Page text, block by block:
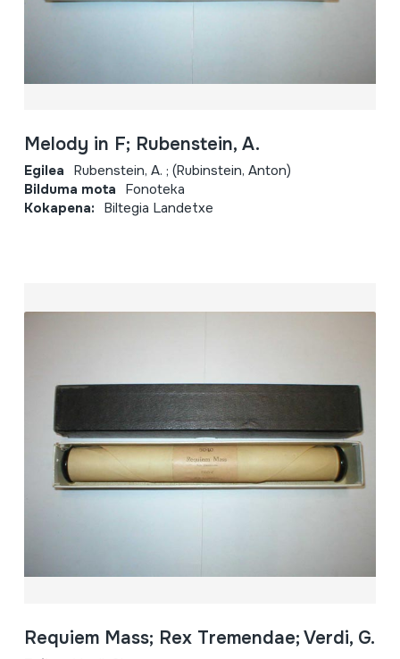
Melody in F; Rubenstein, A.
Egilea Rubenstein, A. ; (Rubinstein, Anton)
Bilduma mota Fonoteka
Kokapena: Biltegia Landetxe
Requiem Mass; Rex Tremendae; Verdi, G.